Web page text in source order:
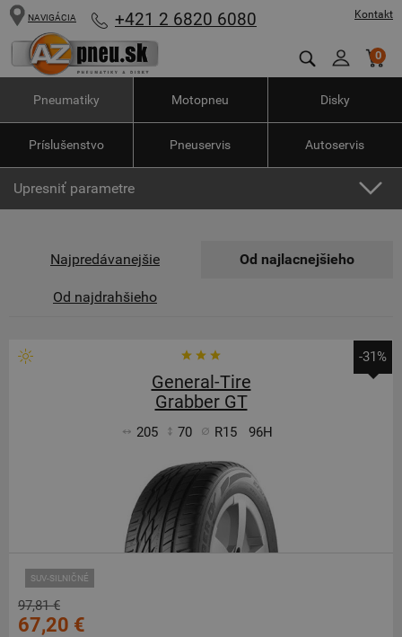
Kontakt
NAVIGÁCIA +421 2 6820 6080
0
Pneumatiky Motopneu Disky
Príslušenstvo Pneuservis Autoservis
Upresniť parametre
Najpredávanejšie Od najlacnejšieho
Od najdrahšieho
-31%
General-Tire
Grabber GT
205 70 R15 96H
SUV-SILNIČNÉ
97,81 €
67,20 €